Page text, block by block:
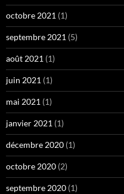
octobre 2021 (1)
septembre 2021 (5)
août 2021 (1)
juin 2021 (1)
mai 2021 (1)
janvier 2021 (1)
décembre 2020 (1)
octobre 2020 (2)
septembre 2020 (1)